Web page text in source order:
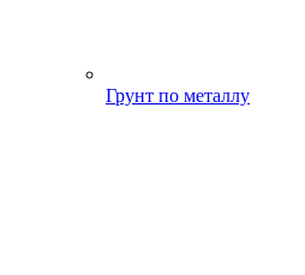
Грунт по металлу